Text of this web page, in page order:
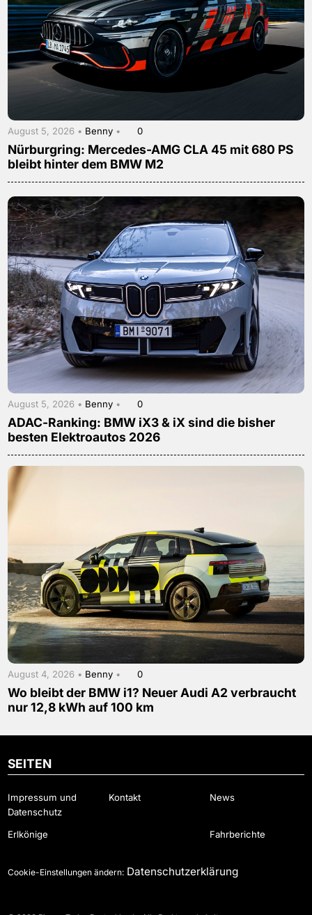
August 5, 2026 • Benny • 0
Nürburgring: Mercedes-AMG CLA 45 mit 680 PS
bleibt hinter dem BMW M2
August 5, 2026 • Benny • 0
ADAC-Ranking: BMW iX3 & iX sind die bisher
besten Elektroautos 2026
August 4, 2026 • Benny • 0
Wo bleibt der BMW i1? Neuer Audi A2 verbraucht
nur 12,8 kWh auf 100 km
SEITEN
Impressum und
Datenschutz
Kontakt News
Erlkönige Fahrberichte
Cookie-Einstellungen ändern: Datenschutzerklärung